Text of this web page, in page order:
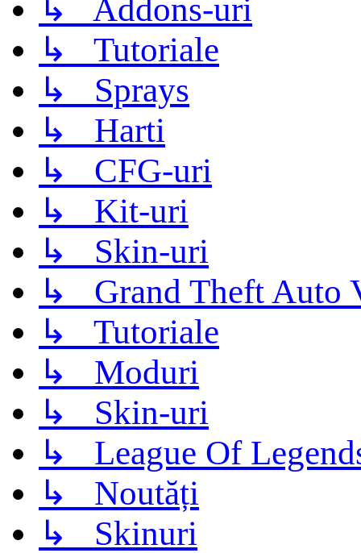
↳ Addons-uri
↳ Tutoriale
↳ Sprays
↳ Harti
↳ CFG-uri
↳ Kit-uri
↳ Skin-uri
↳ Grand Theft Auto
↳ Tutoriale
↳ Moduri
↳ Skin-uri
↳ League Of
↳ Noutăți
↳ Skinuri